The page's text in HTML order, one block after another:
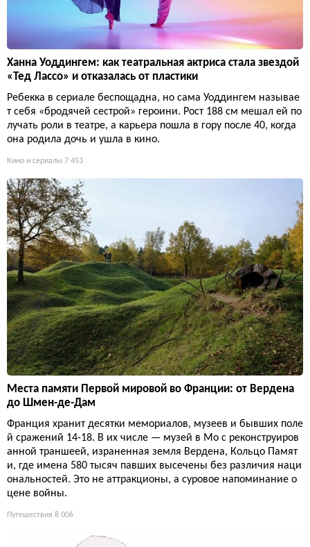
Ханна Уоддингем: как театральная актриса стала звездой
«Тед Лассо» и отказалась от пластики
Ребекка в сериале беспощадна, но сама Уоддингем называе
т себя «бродячей сестрой» героини. Рост 188 см мешал ей по
лучать роли в театре, а карьера пошла в гору после 40, когда
она родила дочь и ушла в кино.
Кино и сериалы 7 453
Места памяти Первой мировой во Франции: от Вердена
до Шмен-де-Дам
Франция хранит десятки мемориалов, музеев и бывших поле
й сражений 14-18. В их числе — музей в Мо с реконструиров
анной траншеей, израненная земля Вердена, Кольцо Памят
и, где имена 580 тысяч павших высечены без различия наци
ональностей. Это не аттракционы, а суровое напоминание о
цене войны.
Путешествия 8 006